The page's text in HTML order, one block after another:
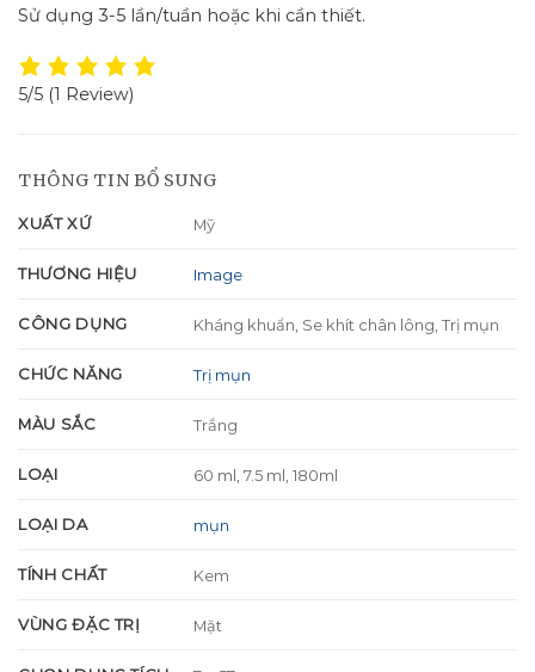
Sử dụng 3-5 lần/tuần hoặc khi cần thiết.
5/5 (1 Review)
THÔNG TIN BỔ SUNG
XUẤT XỨ Mỹ
THƯƠNG HIỆU Image
CÔNG DỤNG Kháng khuẩn, Se khít chân lông, Trị mụn
CHỨC NĂNG Trị mụn
MÀU SẮC Trắng
LOẠI 60 ml, 7.5 ml, 180ml
LOẠI DA mụn
TÍNH CHẤT Kem
VÙNG ĐẶC TRỊ Mặt